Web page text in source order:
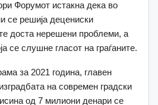
Форумот истакна дека во
се решија децениски
доста нерешени проблеми, а
се слушне гласот на граѓаните.
за 2021 година, главен
на современ градски
од 7 милиони денари се